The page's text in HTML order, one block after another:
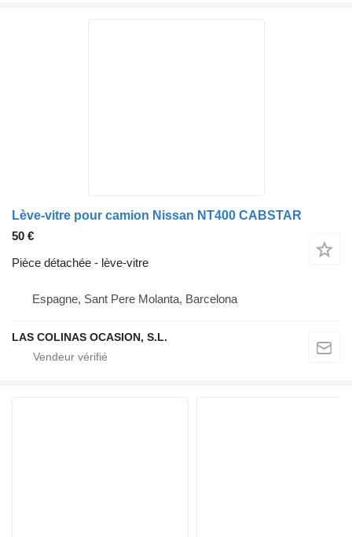
Lève-vitre pour camion Nissan NT400 CABSTAR
50 €
Pièce détachée - lève-vitre
Espagne, Sant Pere Molanta, Barcelona
LAS COLINAS OCASION, S.L.